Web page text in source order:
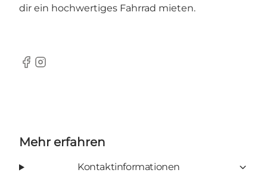
dir ein hochwertiges Fahrrad mieten.
Facebook
Instagram
Mehr erfahren
Kontaktinformationen